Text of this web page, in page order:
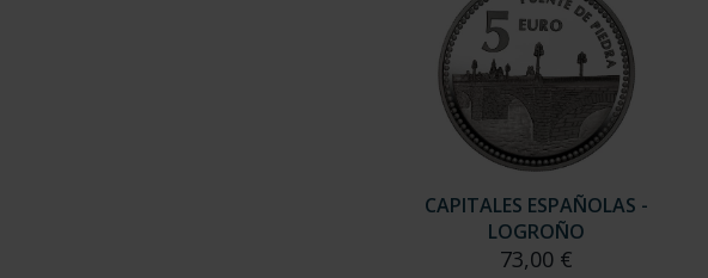
CAPITALES ESPAÑOLAS -
LOGROÑO
73,00 €